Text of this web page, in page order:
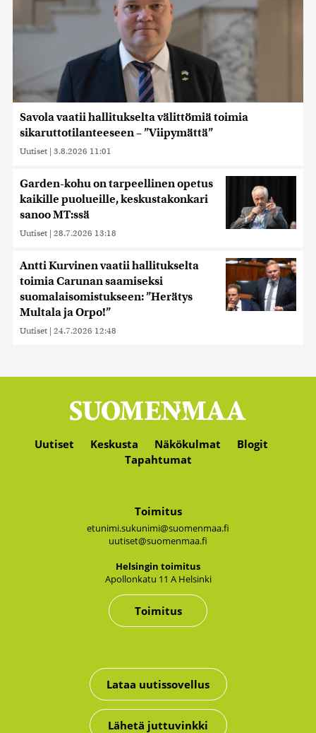
Savola vaatii hallitukselta välittömiä toimia
sikaruttotilanteeseen – ”Viipymättä”
Uutiset | 3.8.2026 11:01
Garden-kohu on tarpeellinen opetus
kaikille puolueille, keskustakonkari
sanoo MT:ssä
Uutiset | 28.7.2026 13:18
Antti Kurvinen vaatii hallitukselta
toimia Carunan saamiseksi
suomalaisomistukseen: ”Herätys
Multala ja Orpo!”
Uutiset | 24.7.2026 12:48
Uutiset Keskusta Näkökulmat
Blogit
Tapahtumat
Toimitus
etunimi.sukunimi@suomenmaa.fi
uutiset@suomenmaa.fi
Hel­sin­gin toi­mi­tus
Apol­lon­ka­tu 11 A Hel­sin­ki
Toimitus
Lataa uutissovellus
Lähetä juttuvinkki